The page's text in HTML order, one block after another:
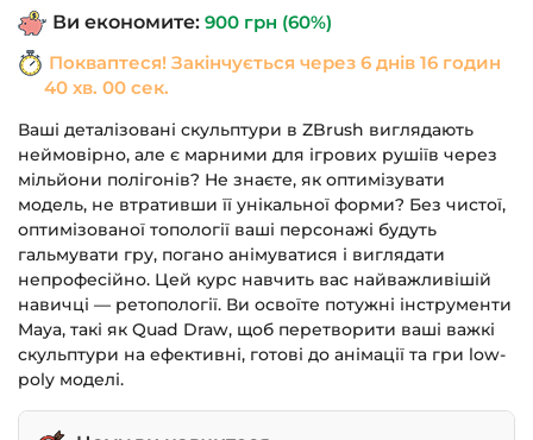
Ви економите: 900 грн (60%)
Покваптеся! Закінчується через 6 днів 16 годин
39 хв. 59 сек.
Ваші деталізовані скульптури в ZBrush виглядають
неймовірно, але є марними для ігрових рушіїв через
мільйони полігонів? Не знаєте, як оптимізувати
модель, не втративши її унікальної форми? Без чистої,
оптимізованої топології ваші персонажі будуть
гальмувати гру, погано анімуватися і виглядати
непрофесійно. Цей курс навчить вас найважливішій
навичці — ретопології. Ви освоїте потужні інструменти
Maya, такі як Quad Draw, щоб перетворити ваші важкі
скульптури на ефективні, готові до анімації та гри low-
poly моделі.